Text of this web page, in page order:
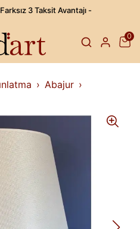
3 Taksit Avantajı -
0
Abajur